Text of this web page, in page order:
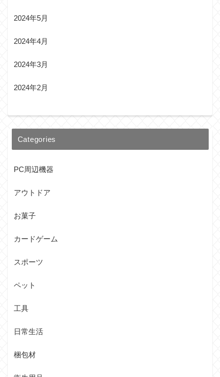
2024年5月
2024年4月
2024年3月
2024年2月
Categories
PC周辺機器
アウトドア
お菓子
カードゲーム
スポーツ
ペット
工具
日常生活
梱包材